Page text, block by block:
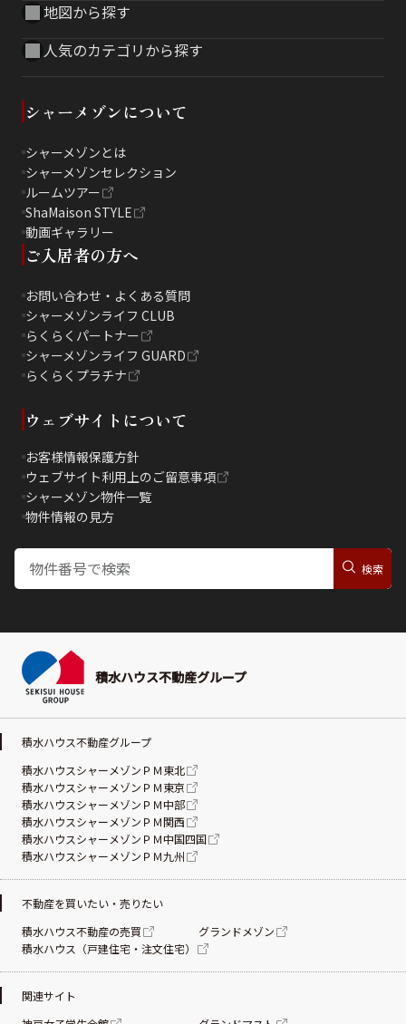
地図から探す
人気のカテゴリから探す
シャーメゾンについて
シャーメゾンとは
シャーメゾンセレクション
ルームツアー
ShaMaison STYLE
動画ギャラリー
ご入居者の方へ
お問い合わせ・よくある質問
シャーメゾンライフ CLUB
らくらくパートナー
シャーメゾンライフ GUARD
らくらくプラチナ
ウェブサイトについて
お客様情報保護方針
ウェブサイト利用上のご留意事項
シャーメゾン物件一覧
物件情報の見方
積水ハウス不動産グループ
積水ハウス不動産グループ
積水ハウスシャーメゾンＰＭ東北
積水ハウスシャーメゾンＰＭ東京
積水ハウスシャーメゾンＰＭ中部
積水ハウスシャーメゾンＰＭ関西
積水ハウスシャーメゾンＰＭ中国四国
積水ハウスシャーメゾンＰＭ九州
不動産を買いたい・売りたい
積水ハウス不動産の売買
グランドメゾン
積水ハウス（戸建住宅・注文住宅）
関連サイト